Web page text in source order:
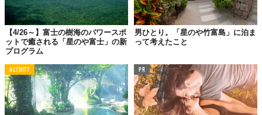
【4/26～】富士の樹海のパワースポ
ットで癒される「星のや富士」の新
プログラム
男ひとり。「星のや竹富島」に泊ま
って考えたこと
ACTIVITY PR